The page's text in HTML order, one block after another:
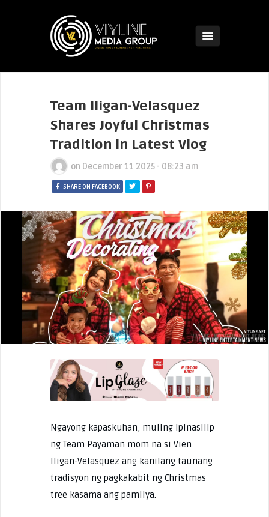
Team Iligan-Velasquez
Shares Joyful Christmas
Tradition in Latest Vlog
on December 11 2025 - 08:23 am
SHARE ON FACEBOOK
Ngayong kapaskuhan, muling ipinasilip
ng Team Payaman mom na si Vien
Iligan-Velasquez ang kanilang taunang
tradisyon ng pagkakabit ng Christmas
tree kasama ang pamilya.